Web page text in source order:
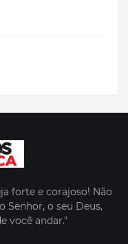
forte e corajoso! Não
Senhor, o seu Deus,
você andar."